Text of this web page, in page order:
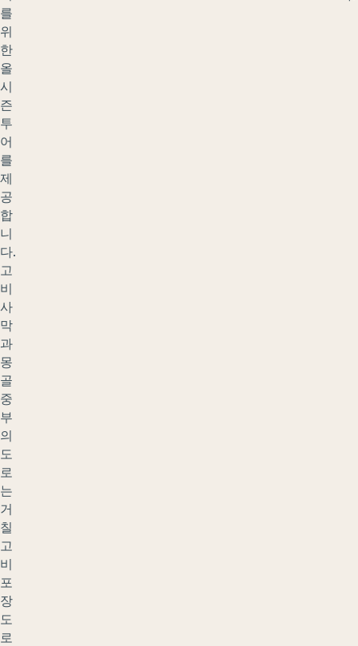
를
위
한
올
시
즌
투
어
를
제
공
합
니
다.
고
비
사
막
과
몽
골
중
부
의
도
로
는
거
칠
고
비
포
장
도
로